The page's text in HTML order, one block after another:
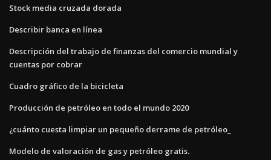
Stock media cruzada dorada
Describir banca en línea
Descripción del trabajo de finanzas del comercio mundial y
cuentas por cobrar
Cuadro gráfico de la bicicleta
Producción de petróleo en todo el mundo 2020
¿cuánto cuesta limpiar un pequeño derrame de petróleo_
Modelo de valoración de gas y petróleo gratis.